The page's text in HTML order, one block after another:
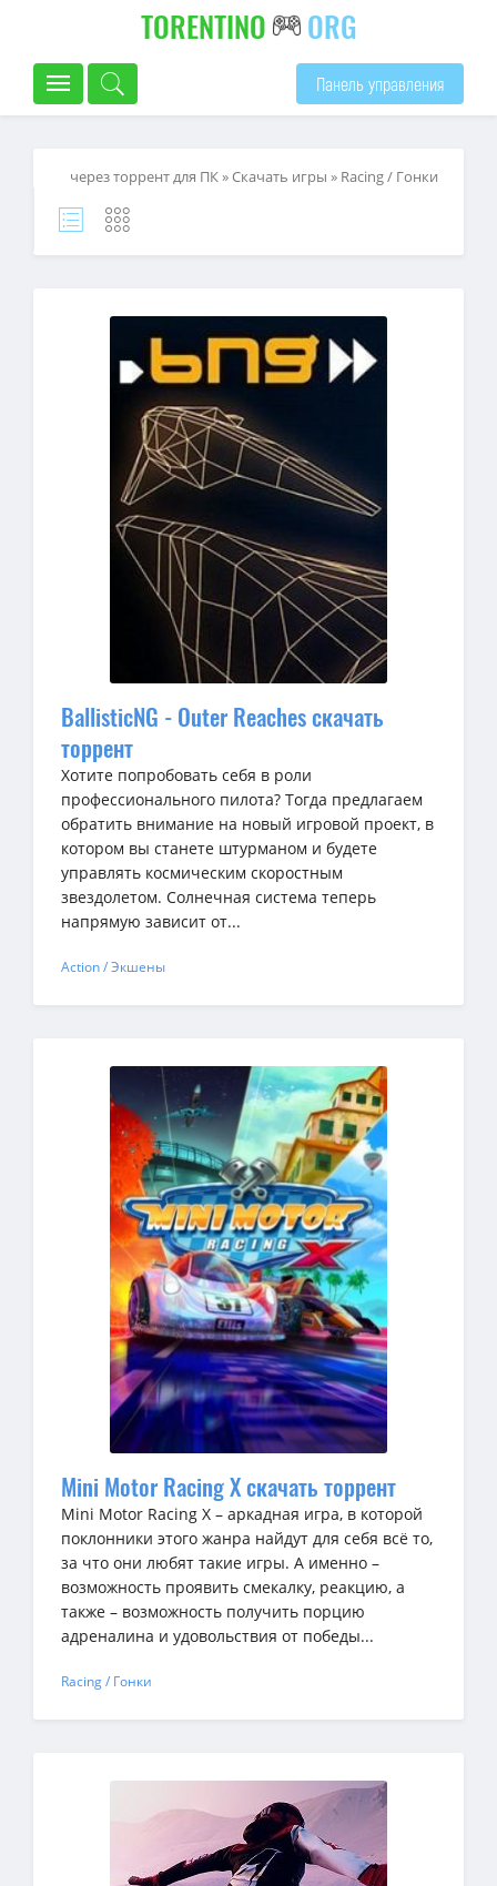
TORENTINO ORG
Панель управления
через торрент для ПК»Скачать игры » Racing / Гонки
BallisticNG - Outer Reaches скачать
торрент
Хотите попробовать себя в роли
профессионального пилота? Тогда предлагаем
обратить внимание на новый игровой проект, в
котором вы станете штурманом и будете
управлять космическим скоростным
звездолетом. Солнечная система теперь
напрямую зависит от...
Action / Экшены
Mini Motor Racing X скачать торрент
Mini Motor Racing X – аркадная игра, в которой
поклонники этого жанра найдут для себя всё то,
за что они любят такие игры. А именно –
возможность проявить смекалку, реакцию, а
также – возможность получить порцию
адреналина и удовольствия от победы...
Racing / Гонки